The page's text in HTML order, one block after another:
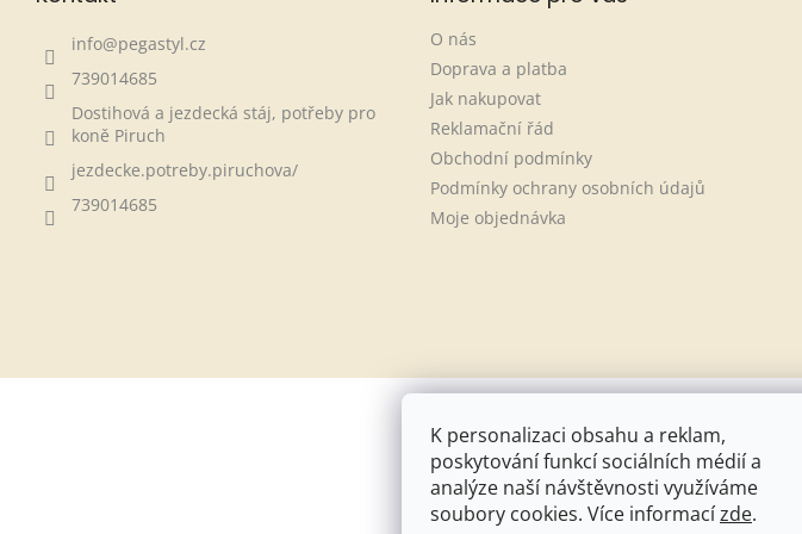
K personalizaci obsahu a reklam,
poskytování funkcí sociálních médií a
analýze naší návštěvnosti využíváme
soubory cookies. Více informacízde.
info@pegastyl.cz
739014685
Dostihová a jezdecká stáj, potřeby pro
koně Piruch
jezdecke.potreby.piruchova/
739014685
O nás
Doprava a platba
Jak nakupovat
Reklamační řád
Obchodní podmínky
Podmínky ochrany osobních údajů
Moje objednávka
Naše stáje +